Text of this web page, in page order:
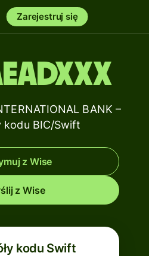
Zarejestruj się
BANK –
kodu BIC/Swift
z Wise
z Wise
kodu Swift